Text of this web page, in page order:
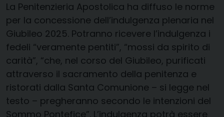
La Penitenzieria Apostolica ha diffuso le norme
per la concessione dell’indulgenza plenaria nel
Giubileo 2025. Potranno ricevere l’indulgenza i
fedeli “veramente pentiti”, “mossi da spirito di
carità”, “che, nel corso del Giubileo, purificati
attraverso il sacramento della penitenza e
ristorati dalla Santa Comunione – si legge nel
testo – pregheranno secondo le intenzioni del
Sommo Pontefice”. L’indulgenza potrà essere